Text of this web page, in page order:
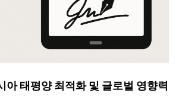
태평양 최적화 및 글로벌 영향력